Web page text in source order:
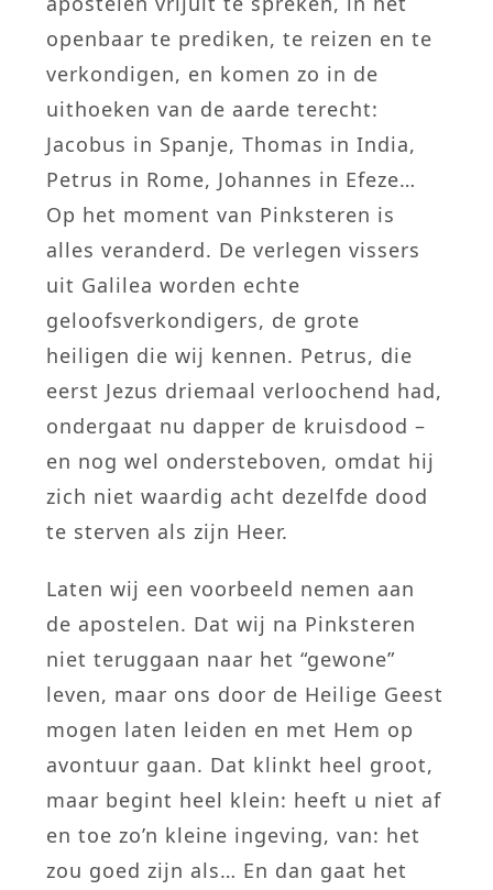
openbaar te prediken, te reizen en te
verkondigen, en komen zo in de
uithoeken van de aarde terecht:
Jacobus in Spanje, Thomas in India,
Petrus in Rome, Johannes in Efeze…
Op het moment van Pinksteren is
alles veranderd. De verlegen vissers
uit Galilea worden echte
geloofsverkondigers, de grote
heiligen die wij kennen. Petrus, die
eerst Jezus driemaal verloochend had,
ondergaat nu dapper de kruisdood –
en nog wel ondersteboven, omdat hij
zich niet waardig acht dezelfde dood
te sterven als zijn Heer.
Laten wij een voorbeeld nemen aan
de apostelen. Dat wij na Pinksteren
niet teruggaan naar het “gewone”
leven, maar ons door de Heilige Geest
mogen laten leiden en met Hem op
avontuur gaan. Dat klinkt heel groot,
maar begint heel klein: heeft u niet af
en toe zo’n kleine ingeving, van: het
zou goed zijn als… En dan gaat het